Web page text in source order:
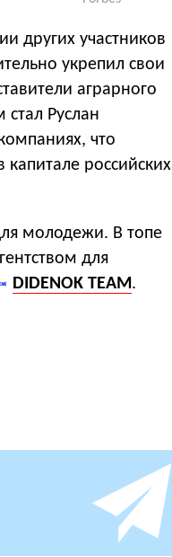
других участников
укрепил свои
аграрного
Руслан
что
российских
молодежи. В топе
для
DIDENOK TEAM.